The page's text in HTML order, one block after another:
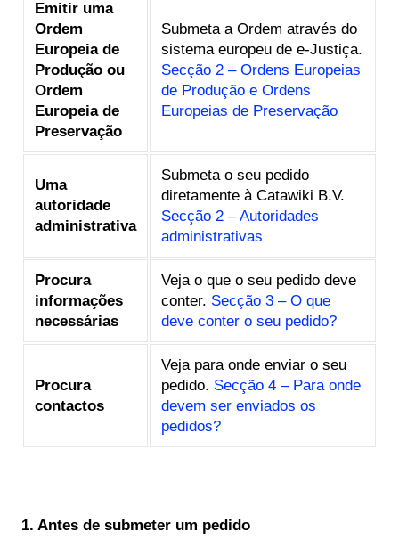
Emitir uma
Ordem
Europeia de
Produção ou
Ordem
Europeia de
Preservação
Submeta a Ordem através do
sistema europeu de e-Justiça.
Secção 2 – Ordens Europeias
de Produção e Ordens
Europeias de Preservação
Uma
autoridade
administrativa
Submeta o seu pedido
diretamente à Catawiki B.V.
Secção 2 – Autoridades
administrativas
Procura
informações
necessárias
Veja o que o seu pedido deve
conter. Secção 3 – O que
deve conter o seu pedido?
Procura
contactos
Veja para onde enviar o seu
pedido. Secção 4 – Para onde
devem ser enviados os
pedidos?
1. Antes de submeter um pedido